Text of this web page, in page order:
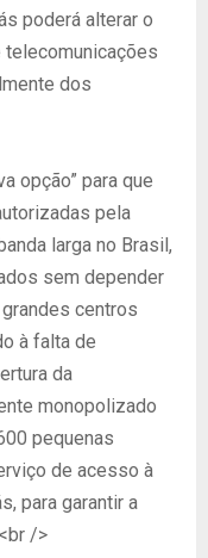
poderá alterar o
dos
opção” para que
pela
larga no Brasil,
sem depender
centros
à falta de
da
monopolizado
pequenas
de acesso à
para garantir a
/>